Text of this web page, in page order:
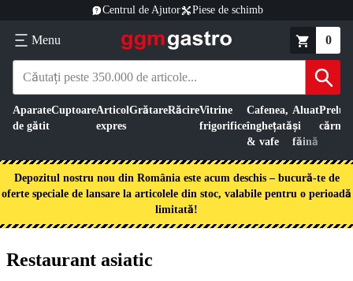
Centrul de Ajutor Piese de schimb
Menu 0
Aparate
de gătit
CuptoareArticol
expres
GrătareRăcireVitrine
frigorifice
Cafenea,
înghețată
& vafe
Aluat
și
făină
cărnii
Depozitul nostru nou din România este acum deschis – bucură-te de
oferte speciale de lansare la articolele din stoc, valabile pentru o perioadă
limitată!
Restaurant asiatic